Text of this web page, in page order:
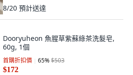
8/20 預計送達
Dooryuheon 魚腥草紫蘇綠茶洗髮皂,
60g, 1個
首購折扣價 65%$503
$172